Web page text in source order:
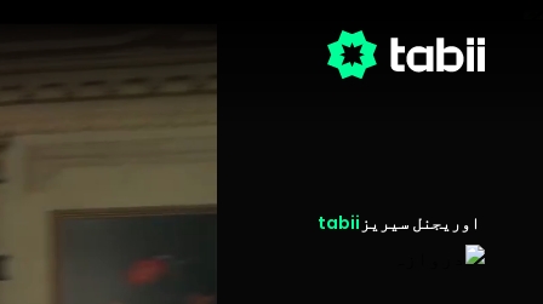
اوریجنل سیریز tabii